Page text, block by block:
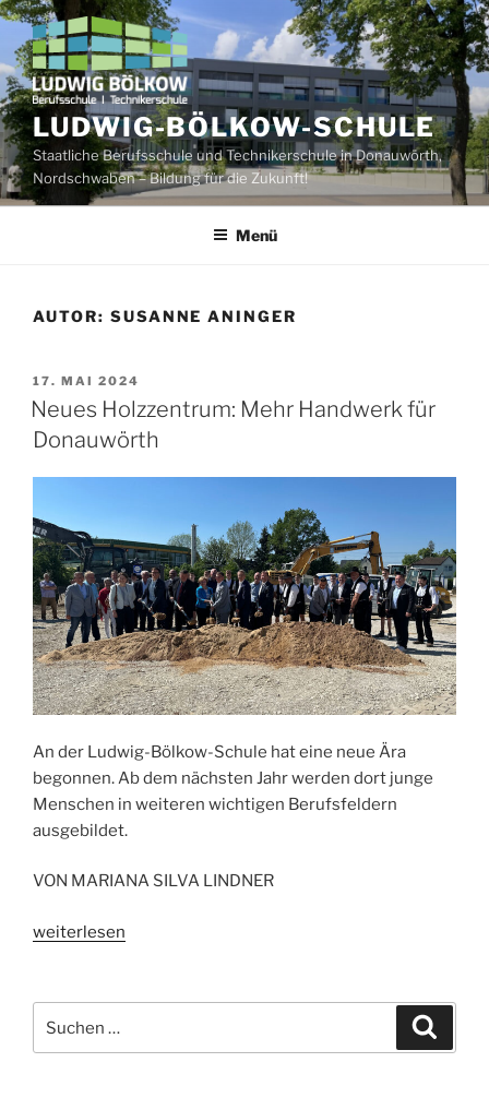
Zum
Inhalt
springen
LUDWIG-BÖLKOW-SCHULE
Staatliche Berufsschule und Technikerschule in Donauwörth,
Nordschwaben – Bildung für die Zukunft!
Menü
AUTOR: SUSANNE ANINGER
VERÖFFENTLICHT
AM
17. MAI 2024
Neues Holzzentrum: Mehr Handwerk für
Donauwörth
An der Ludwig-Bölkow-Schule hat eine neue Ära
begonnen. Ab dem nächsten Jahr werden dort junge
Menschen in weiteren wichtigen Berufsfeldern
ausgebildet.
VON MARIANA SILVA LINDNER
„Neues
Handwerk
für
weiterlesen
nach: